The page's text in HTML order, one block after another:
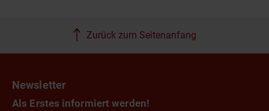
Zurück zum Seitenanfang
Newsletter
Als Erstes informiert werden!